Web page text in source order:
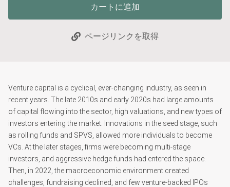
カートに追加
ページリンクを取得
Venture capital is a cyclical, ever-changing industry, as seen in
recent years. The late 2010s and early 2020s had large amounts
of capital flowing into the sector, high valuations, and new types of
investors entering the market. Innovations in the seed stage, such
as rolling funds and SPVS, allowed more individuals to become
VCs. At the later stages, firms were becoming multi-stage
investors, and aggressive hedge funds had entered the space.
Then, in 2022, the macroeconomic environment created
challenges, fundraising declined, and few venture-backed IPOs